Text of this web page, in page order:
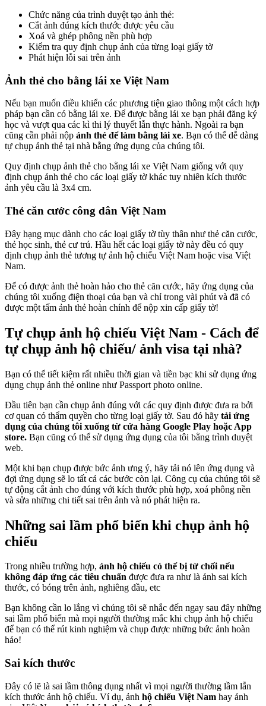
Chức năng của trình duyệt tạo ảnh thẻ:
Cắt ảnh đúng kích thước được yêu cầu
Xoá và ghép phông nền phù hợp
Kiểm tra quy định chụp ảnh của từng loại giấy tờ
Phát hiện lỗi sai trên ảnh
Ảnh thẻ cho bằng lái xe Việt Nam
Nếu bạn muốn điều khiển các phương tiện giao thông một cách hợp
pháp bạn cần có bằng lái xe. Để được bằng lái xe bạn phải đăng ký
học và vượt qua các kì thi lý thuyết lẫn thực hành. Ngoài ra bạn
cũng cần phải nộp ảnh thẻ để làm bằng lái xe. Bạn có thể dễ dàng
tự chụp ảnh thẻ tại nhà bằng ứng dụng của chúng tôi.
Quy định chụp ảnh thẻ cho bằng lái xe Việt Nam giống với quy
định chụp ảnh thẻ cho các loại giấy tờ khác tuy nhiên kích thước
ảnh yêu cầu là 3x4 cm.
Thẻ căn cước công dân Việt Nam
Đây hạng mục dành cho các loại giấy tờ tùy thân như thẻ căn cước,
thẻ học sinh, thẻ cư trú. Hầu hết các loại giấy tờ này đều có quy
định chụp ảnh thẻ tương tự ảnh hộ chiếu Việt Nam hoặc visa Việt
Nam.
Để có được ảnh thẻ hoàn hảo cho thẻ căn cước, hãy ứng dụng của
chúng tôi xuống điện thoại của bạn và chỉ trong vài phút và đã có
được một tấm ảnh thẻ hoàn chính để nộp xin cấp giấy tờ!
Tự chụp ảnh hộ chiếu Việt Nam - Cách để
tự chụp ảnh hộ chiếu/ ảnh visa tại nhà?
Bạn có thể tiết kiệm rất nhiều thời gian và tiền bạc khi sử dụng ứng
dụng chụp ảnh thẻ online như Passport photo online.
Đầu tiên bạn cần chụp ảnh đúng với các quy định được đưa ra bởi
cơ quan có thẩm quyền cho từng loại giấy tờ. Sau đó hãy tải ứng
dụng của chúng tôi xuống từ cửa hàng Google Play hoặc App
store. Bạn cũng có thể sử dụng ứng dụng của tôi bằng trình duyệt
web.
Một khi bạn chụp được bức ảnh ưng ý, hãy tải nó lên ứng dụng và
đợi ứng dụng sẽ lo tất cả các bước còn lại. Công cụ của chúng tôi sẽ
tự động cắt ảnh cho đúng với kích thước phù hợp, xoá phông nền
và sửa những chi tiết sai trên ảnh và nó phát hiện ra.
Những sai lầm phổ biến khi chụp ảnh hộ
chiếu
Trong nhiều trường hợp, ảnh hộ chiếu có thể bị từ chối nếu
không đáp ứng các tiêu chuẩn được đưa ra như là ảnh sai kích
thước, có bóng trên ảnh, nghiêng đầu, etc
Bạn không cần lo lắng vì chúng tôi sẽ nhắc đến ngay sau đây những
sai lầm phổ biến mà mọi người thường mắc khi chụp ảnh hộ chiếu
để bạn có thể rút kinh nghiệm và chụp được những bức ảnh hoàn
hảo!
Sai kích thước
Đây có lẽ là sai lầm thông dụng nhất vì mọi người thường lầm lẫn
kích thước ảnh hộ chiếu. Ví dụ, ảnh hộ chiếu Việt Nam hay ảnh